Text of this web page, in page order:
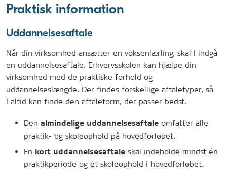
Praktisk information
Uddannelsesaftale
Når din virksomhed ansætter en voksenlærling, skal I indgå
en uddannelsesaftale. Erhvervsskolen kan hjælpe din
virksomhed med de praktiske forhold og
uddannelseslængde. Der findes forskellige aftaletyper, så
I altid kan finde den aftaleform, der passer bedst.
Den almindelige uddannelsesaftale omfatter alle
praktik- og skoleophold på hovedforløbet.
En kort uddannelsesaftale skal indeholde mindst én
praktikperiode og ét skoleophold i hovedforløbet.